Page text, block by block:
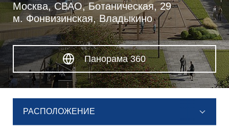
Москва, СВАО, Ботаническая, 29
м. Фонвизинская, Владыкино
Панорама 360
РАСПОЛОЖЕНИЕ